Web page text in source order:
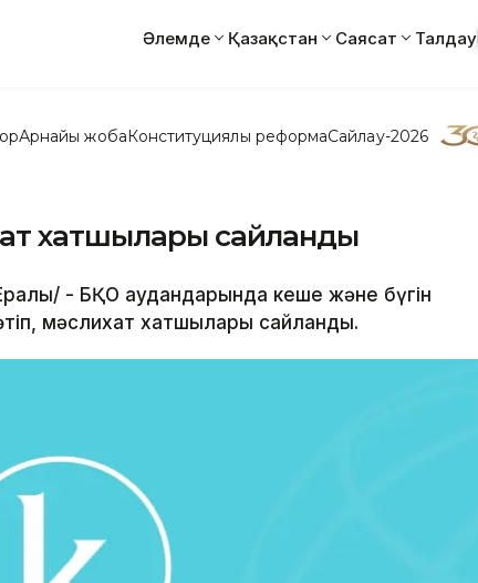
Әлемде Қазақстан Саясат Талдау
Арнайы жобаКонституциялық реформаСайлау-2026
хатшылары сайланды
- БҚО аудандарында кеше және бүгін
мәслихат хатшылары сайланды.